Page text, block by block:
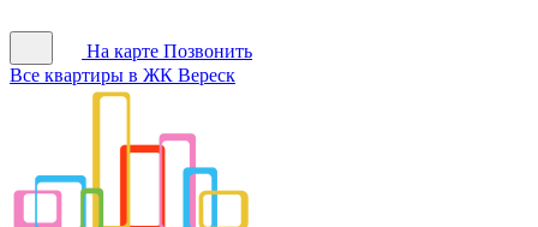
На карте Позвонить
Все квартиры в ЖК Вереск